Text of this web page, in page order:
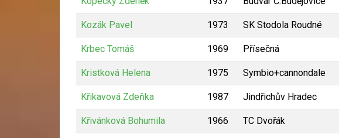
Kozák Pavel 1973 SK Stodola Roudné
Krbec Tomáš 1969 Přísečná
Kristková Helena 1975 Symbio+cannondale
Křikavová Zdeňka 1987 Jindřichův Hradec
Křivánková Bohumila 1966 TC Dvořák